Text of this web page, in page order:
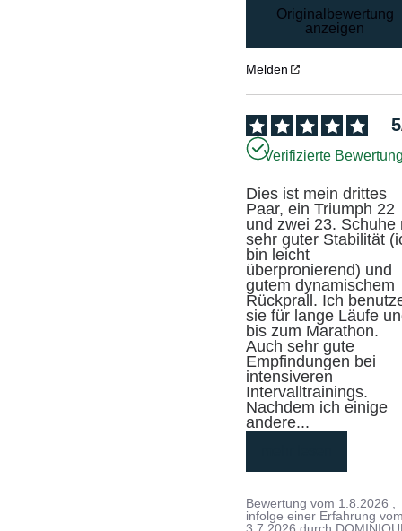
Originalbewertung
anzeigen
Melden
5
Verifizierte
Dies ist mein drittes
Paar, ein Triumph 22
und zwei 23. Schuhe
sehr guter Stabilität
bin leicht
überpronierend) und
gutem dynamischem
Rückprall. Ich
sie für lange Läufe
bis zum Marathon.
Auch sehr gute
Empfindungen bei
intensiveren
Intervalltrainings.
Nachdem ich einige
andere...
Bewertung vom 1.8.2026
infolge einer Erfahrung
3.7.2026 durch